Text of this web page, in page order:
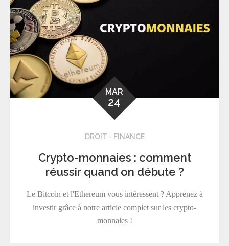
MAR
24
DROIT - FINANCE
Crypto-monnaies : comment
réussir quand on débute ?
Le Bitcoin et l'Ethereum vous intéressent ? Apprenez à
investir grâce à notre article complet sur les crypto-
monnaies !